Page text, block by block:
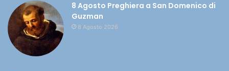
8 Agosto Preghiera a San Domenico di
Guzman
8 Agosto 2026